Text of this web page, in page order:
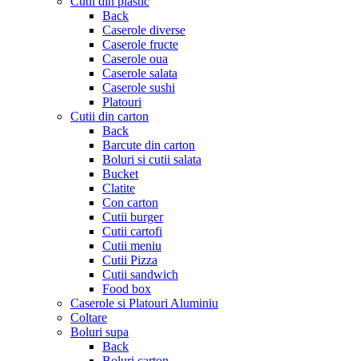
Back
Caserole diverse
Caserole fructe
Caserole oua
Caserole salata
Caserole sushi
Platouri
Cutii din carton
Back
Barcute din carton
Boluri si cutii salata
Bucket
Clatite
Con carton
Cutii burger
Cutii cartofi
Cutii meniu
Cutii Pizza
Cutii sandwich
Food box
Caserole si Platouri Aluminiu
Coltare
Boluri supa
Back